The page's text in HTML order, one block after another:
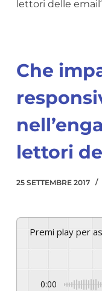
lettori delle
Che
lettori
25 SETTEMBRE 2017
Premi play per
0:00